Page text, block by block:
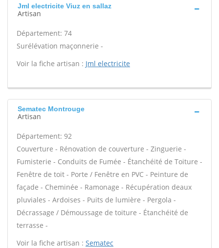
Jml electricite Viuz en sallaz
Artisan
Département: 74
Surélévation maçonnerie -
Voir la fiche artisan : Jml electricite
Sematec Montrouge
Artisan
Département: 92
Couverture - Rénovation de couverture - Zinguerie -
Fumisterie - Conduits de Fumée - Étanchéité de Toiture -
Fenêtre de toit - Porte / Fenêtre en PVC - Peinture de
façade - Cheminée - Ramonage - Récupération deaux
pluviales - Ardoises - Puits de lumière - Pergola -
Décrassage / Démoussage de toiture - Étanchéité de
terrasse -
Voir la fiche artisan : Sematec